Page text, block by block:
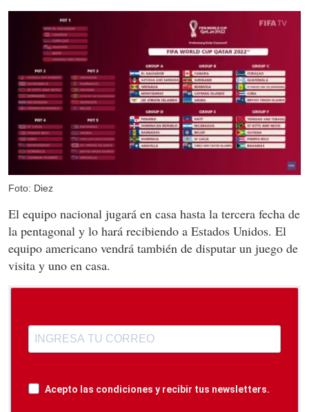
Foto: Diez
El equipo nacional jugará en casa hasta la tercera fecha de
la pentagonal y lo hará recibiendo a Estados Unidos. El
equipo americano vendrá también de disputar un juego de
visita y uno en casa.
Acepto las condiciones y recibir tus newsletters.